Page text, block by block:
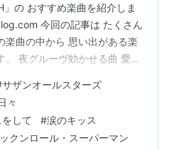
」の おすすめ楽曲を紹介しま
今回の記事は たくさん
楽曲の中から 思い出がある楽
。 夜グルーヴ効かせる曲 愛の
がりもう一度キスをして ゆっ
のキッス LONELY WOMAN
曲 ロックンロール・スーパ
～ まとめ 夜グルー…
サザンオールスターズ
々
して #涙のキッス
クンロール・スーパーマン